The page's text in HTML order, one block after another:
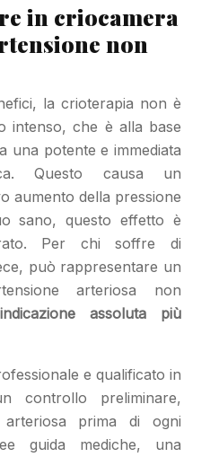
in criocamera
non
la crioterapia non è
intenso, che è alla base
una potente e immediata
Questo causa un
aumento della pressione
sano, questo effetto è
Per chi soffre di
può rappresentare un
arteriosa non
assoluta più
e qualificato in
controllo preliminare,
prima di ogni
guida mediche, una